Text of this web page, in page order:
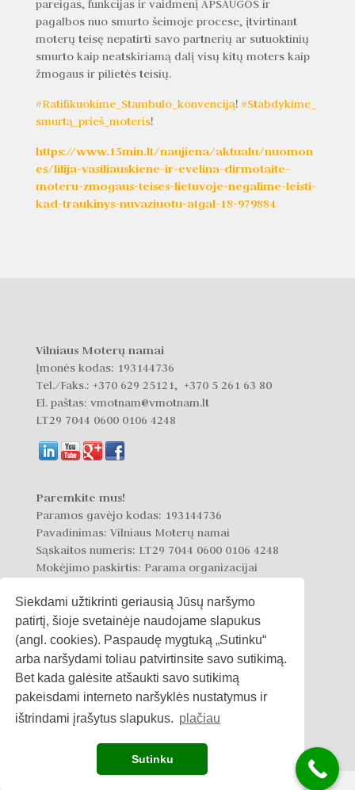
Siekdami užtikrinti geriausią Jūsų naršymo
patirtį, šioje svetainėje naudojame slapukus
(angl. cookies). Paspaudę mygtuką „Sutinku“
arba naršydami toliau patvirtinsite savo sutikimą.
Bet kada galėsite atšaukti savo sutikimą
pakeisdami interneto naršyklės nustatymus ir
ištrindami įrašytus slapukus. plačiau
Sutinku
pareigas, funkcijas ir vaidmenį APSAUGOS ir
pagalbos nuo smurto šeimoje procese, įtvirtinant
moterų teisę nepatirti savo partnerių ar sutuoktinių
smurto kaip neatskiriamą dalį visų kitų moters kaip
žmogaus ir pilietės teisių.
#Ratifikuokime_Stambulo_konvenciją! #Stabdykime_
smurtą_prieš_moteris!
https://www.15min.lt/naujiena/aktualu/nuomon
es/lilija-vasiliauskiene-ir-evelina-dirmotaite-
moteru-zmogaus-teises-lietuvoje-negalime-leisti-
kad-traukinys-nuvaziuotu-atgal-18-979884
Vilniaus Moterų namai
Įmonės kodas: 193144736
Tel./Faks.: +370 629 25121, +370 5 261 63 80
El. paštas: vmotnam@vmotnam.lt
LT29 7044 0600 0106 4248
Paremkite mus!
Paramos gavėjo kodas: 193144736
Pavadinimas: Vilniaus Moterų namai
Sąskaitos numeris: LT29 7044 0600 0106 4248
Mokėjimo paskirtis: Parama organizacijai
Privatumo politika
Slapukų politika